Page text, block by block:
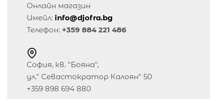
Онлайн магазин
Имейл: info@djofra.bg
Телефон: +359 884 221 486
София, кв. "Бояна",
ул." Севастократор Калоян" 50
+359 898 694 880